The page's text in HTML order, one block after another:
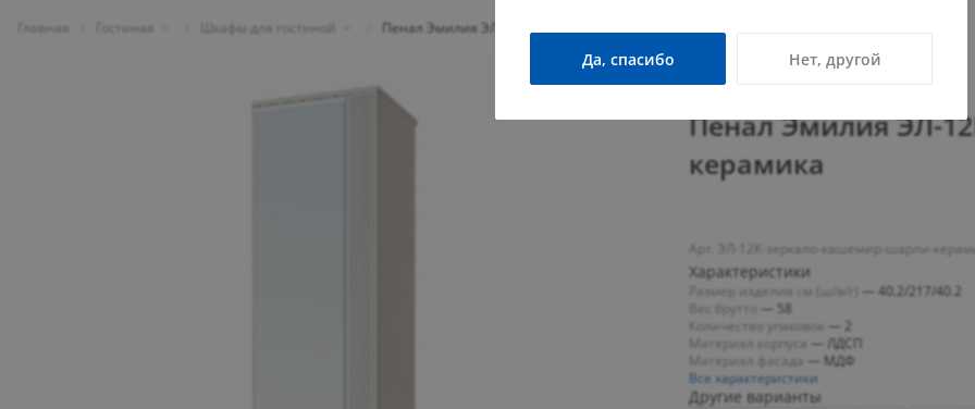
Главная Шкафы для гостиной Пенал Эмилия ЭЛ-12К с зеркалом кашемир/шарли керамика
Пенал Эмилия ЭЛ-
керамика
Арт. ЭЛ-12К-зеркало-кашемир-шарли-
Характеристики
Размер изделия см (ш/в/г) —40.2/217/40.2
— 58
Количество упаковок — 2
Материал корпуса
— ЛДСП
Материал фасада
— МДФ
Все характеристики
Другие варианты
Да, спасибо Нет, другой